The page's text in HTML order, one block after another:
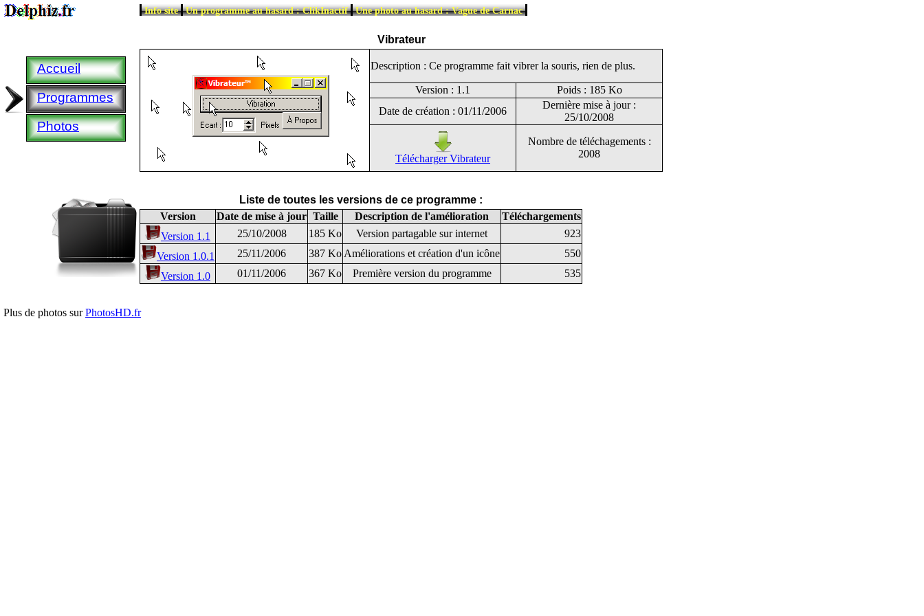
Info site Un programme au hasard : ClikInactif Une photo au hasard : Vague de Carnac
Accueil
Programmes
Photos
Vibrateur
Description : Ce programme fait vibrer la souris, rien de plus.
Version : 1.1
Poids : 185 Ko
Date de création : 01/11/2006
Dernière mise à jour :
25/10/2008
Télécharger Vibrateur
Nombre de téléchagements :
2008
Liste de toutes les versions de ce programme :
Version
Date de mise à jour Taille Description de l'amélioration
Téléchargements
Version 1.1
25/10/2008 185 Ko Version partagable sur internet
923
Version 1.0.1
25/11/2006 387 Ko Améliorations et création d'un icône
550
Version 1.0
01/11/2006 367 Ko Première version du programme 535
Plus de photos surPhotosHD.fr